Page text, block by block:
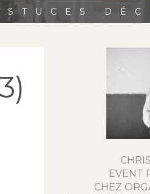
EVENT
CHEZ